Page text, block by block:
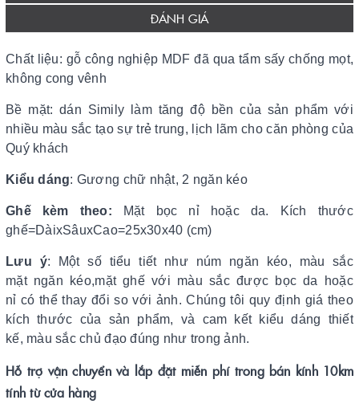
ĐÁNH GIÁ
Chất liệu: gỗ công nghiệp MDF đã qua tẩm sấy chống mọt,
không cong vênh
Bề mặt: dán Simily làm tăng độ bền của sản phẩm với
nhiều màu sắc tạo sự trẻ trung, lịch lãm cho căn phòng của
Quý khách
Kiểu dáng: Gương chữ nhật, 2 ngăn kéo
Ghế kèm theo:
Mặt bọc nỉ hoặc da. Kích thước
ghế=DàixSâuxCao=25x30x40 (cm)
Lưu ý: Một số tiểu tiết như núm ngăn kéo, màu sắc
mặt ngăn kéo,mặt ghế với màu sắc được bọc da hoặc
nỉ có thể thay đổi so với ảnh. Chúng tôi quy định giá theo
kích thước của sản phẩm, và cam kết kiểu dáng thiết
kế, màu sắc chủ đạo đúng như trong ảnh.
Hỗ trợ vận chuyển và lắp đặt miễn phí trong bán kính 10km
tính từ cửa hàng